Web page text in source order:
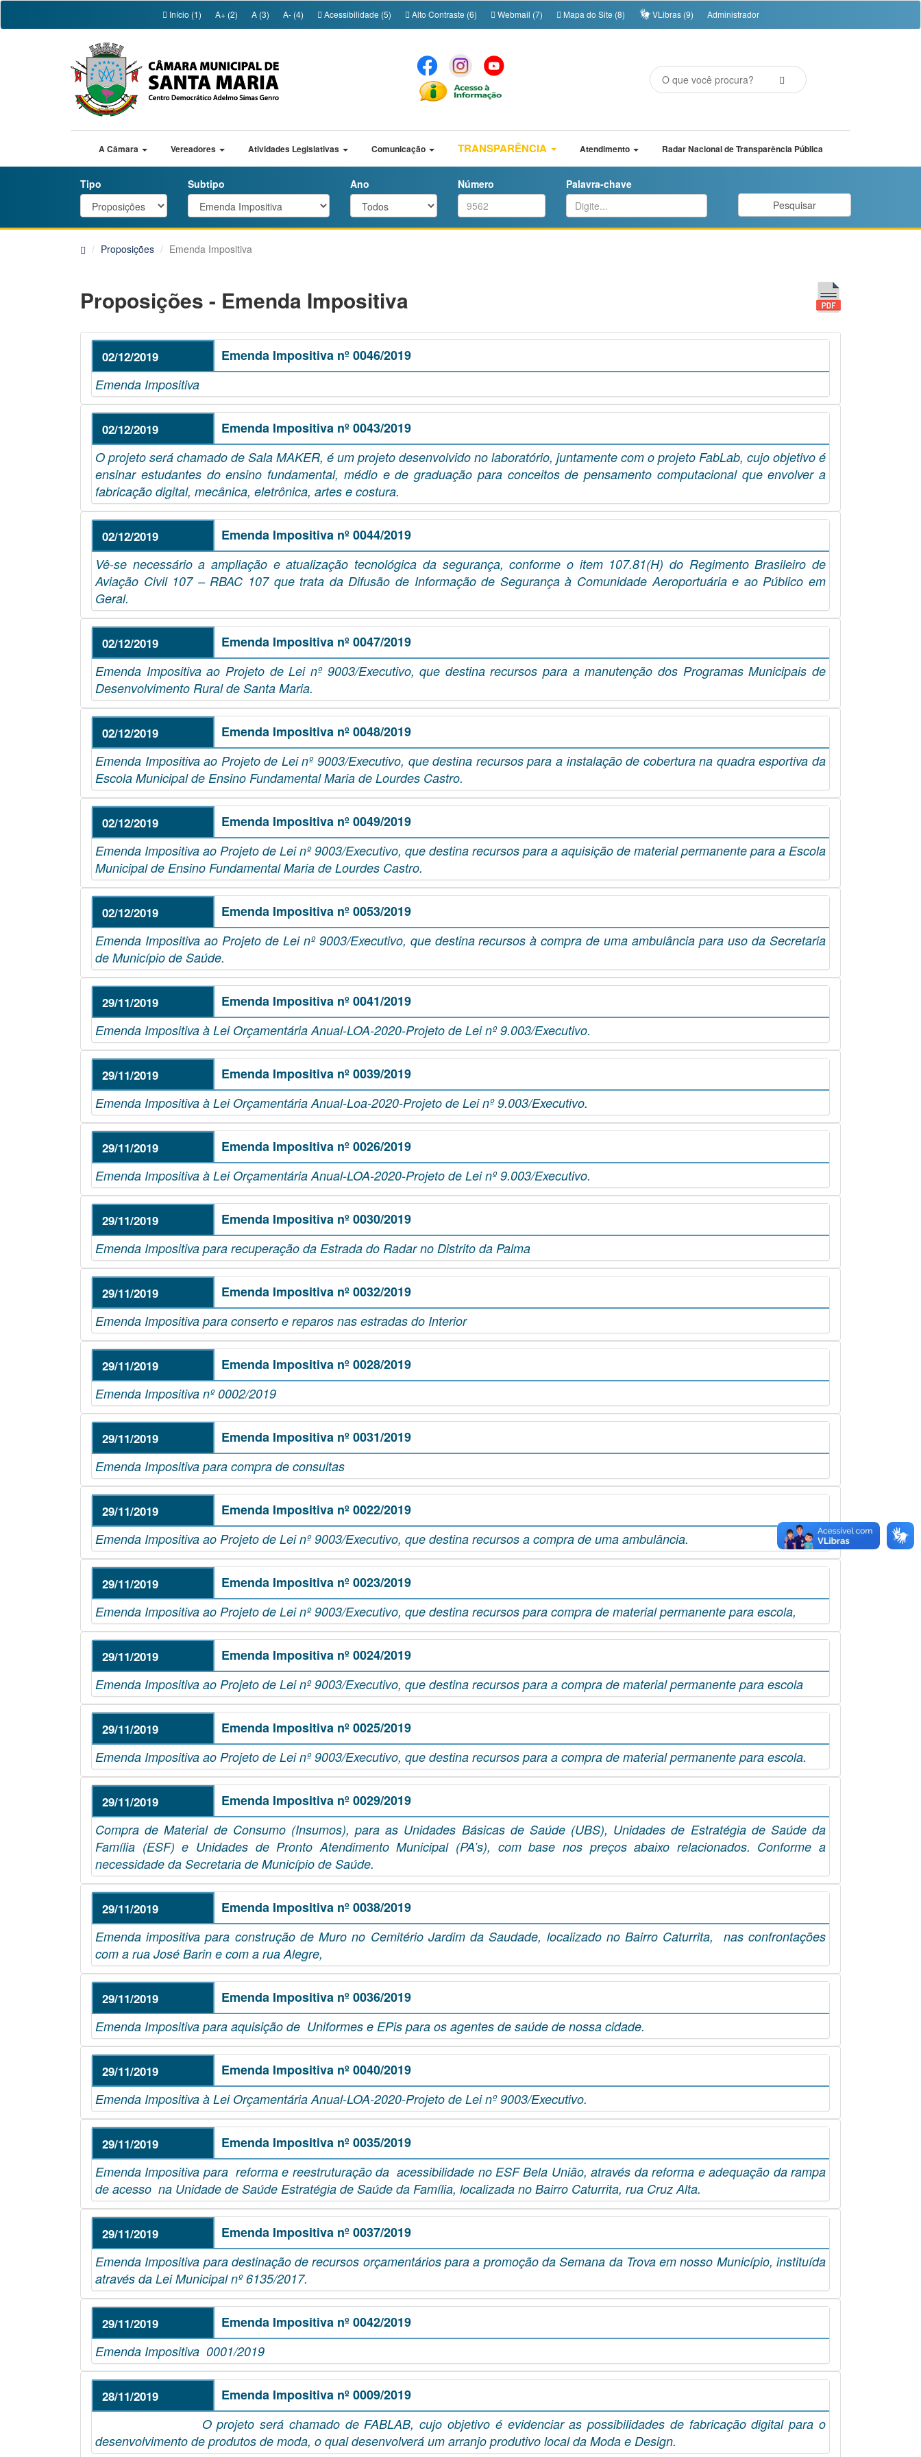
Início (1) A+ (2) A (3) A- (4) Acessibilidade (5) Alto Contraste (6) Webmail (7) Mapa do Site (8) VLibras (9) Administrador
A Câmara Vereadores Atividades Legislativas Comunicação TRANSPARÊNCIA Atendimento Radar Nacional de Transparência Pública
Tipo Subtipo Ano Número
Palavra-chave
Pesquisar
Proposições Emenda Impositiva
Proposições - Emenda Impositiva
02/12/2019 Emenda Impositiva nº 0046/2019
Emenda Impositiva
02/12/2019 Emenda Impositiva nº 0043/2019
O projeto será chamado de Sala MAKER, é um projeto desenvolvido no laboratório, juntamente com o projeto FabLab, cujo objetivo é
ensinar estudantes do ensino fundamental, médio e de graduação para conceitos de pensamento computacional que envolver a
fabricação digital, mecânica, eletrônica, artes e costura.
02/12/2019 Emenda Impositiva nº 0044/2019
Vê-se necessário a ampliação e atualização tecnológica da segurança, conforme o item 107.81(H) do Regimento Brasileiro de
Aviação Civil 107 – RBAC 107 que trata da Difusão de Informação de Segurança à Comunidade Aeroportuária e ao Público em
Geral.
02/12/2019 Emenda Impositiva nº 0047/2019
Emenda Impositiva ao Projeto de Lei nº 9003/Executivo, que destina recursos para a manutenção dos Programas Municipais de
Desenvolvimento Rural de Santa Maria.
02/12/2019 Emenda Impositiva nº 0048/2019
Emenda Impositiva ao Projeto de Lei nº 9003/Executivo, que destina recursos para a instalação de cobertura na quadra esportiva da
Escola Municipal de Ensino Fundamental Maria de Lourdes Castro.
02/12/2019 Emenda Impositiva nº 0049/2019
Emenda Impositiva ao Projeto de Lei nº 9003/Executivo, que destina recursos para a aquisição de material permanente para a Escola
Municipal de Ensino Fundamental Maria de Lourdes Castro.
02/12/2019 Emenda Impositiva nº 0053/2019
Emenda Impositiva ao Projeto de Lei nº 9003/Executivo, que destina recursos à compra de uma ambulância para uso da Secretaria
de Município de Saúde.
29/11/2019 Emenda Impositiva nº 0041/2019
Emenda Impositiva à Lei Orçamentária Anual-LOA-2020-Projeto de Lei nº 9.003/Executivo.
29/11/2019 Emenda Impositiva nº 0039/2019
Emenda Impositiva à Lei Orçamentária Anual-Loa-2020-Projeto de Lei nº 9.003/Executivo.
29/11/2019 Emenda Impositiva nº 0026/2019
Emenda Impositiva à Lei Orçamentária Anual-LOA-2020-Projeto de Lei nº 9.003/Executivo.
29/11/2019 Emenda Impositiva nº 0030/2019
Emenda Impositiva para recuperação da Estrada do Radar no Distrito da Palma
29/11/2019 Emenda Impositiva nº 0032/2019
Emenda Impositiva para conserto e reparos nas estradas do Interior
29/11/2019 Emenda Impositiva nº 0028/2019
Emenda Impositiva nº 0002/2019
29/11/2019 Emenda Impositiva nº 0031/2019
Emenda Impositiva para compra de consultas
29/11/2019 Emenda Impositiva nº 0022/2019
Emenda Impositiva ao Projeto de Lei nº 9003/Executivo, que destina recursos a compra de uma ambulância.
29/11/2019 Emenda Impositiva nº 0023/2019
Emenda Impositiva ao Projeto de Lei nº 9003/Executivo, que destina recursos para compra de material permanente para escola,
29/11/2019 Emenda Impositiva nº 0024/2019
Emenda Impositiva ao Projeto de Lei nº 9003/Executivo, que destina recursos para a compra de material permanente para escola
29/11/2019 Emenda Impositiva nº 0025/2019
Emenda Impositiva ao Projeto de Lei nº 9003/Executivo, que destina recursos para a compra de material permanente para escola.
29/11/2019 Emenda Impositiva nº 0029/2019
Compra de Material de Consumo (Insumos), para as Unidades Básicas de Saúde (UBS), Unidades de Estratégia de Saúde da
Família (ESF) e Unidades de Pronto Atendimento Municipal (PA’s), com base nos preços abaixo relacionados. Conforme a
necessidade da Secretaria de Município de Saúde.
29/11/2019 Emenda Impositiva nº 0038/2019
Emenda impositiva para construção de Muro no Cemitério Jardim da Saudade, localizado no Bairro Caturrita, nas confrontações
com a rua José Barin e com a rua Alegre,
29/11/2019 Emenda Impositiva nº 0036/2019
Emenda Impositiva para aquisição de Uniformes e EPis para os agentes de saúde de nossa cidade.
29/11/2019 Emenda Impositiva nº 0040/2019
Emenda Impositiva à Lei Orçamentária Anual-LOA-2020-Projeto de Lei nº 9003/Executivo.
29/11/2019 Emenda Impositiva nº 0035/2019
Emenda Impositiva para reforma e reestruturação da acessibilidade no ESF Bela União, através da reforma e adequação da rampa
de acesso na Unidade de Saúde Estratégia de Saúde da Família, localizada no Bairro Caturrita, rua Cruz Alta.
29/11/2019 Emenda Impositiva nº 0037/2019
Emenda Impositiva para destinação de recursos orçamentários para a promoção da Semana da Trova em nosso Município, instituída
através da Lei Municipal nº 6135/2017.
29/11/2019 Emenda Impositiva nº 0042/2019
Emenda Impositiva 0001/2019
28/11/2019 Emenda Impositiva nº 0009/2019
O projeto será chamado de FABLAB, cujo objetivo é evidenciar as possibilidades de fabricação digital para o
desenvolvimento de produtos de moda, o qual desenvolverá um arranjo produtivo local da Moda e Design.